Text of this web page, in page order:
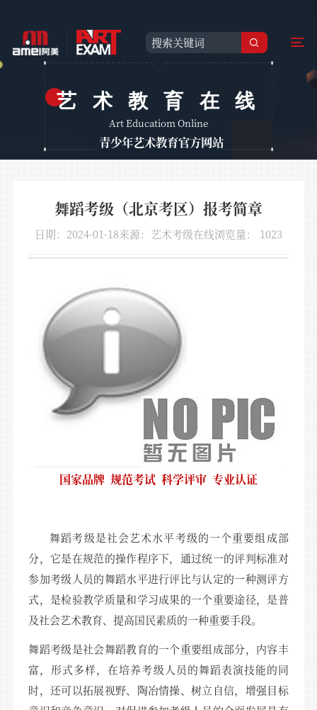
艺术教育在线
Art Educatiom Online
青少年艺术教育官方网站
舞蹈考级（北京考区）报考简章
日期：2024-01-18来源：艺术考级在线浏览量： 1023
国家品牌 规范考试 科学评审 专业认证
舞蹈考级是社会艺术水平考级的一个重要组成部
分，它是在规范的操作程序下，通过统一的评判标准对
参加考级人员的舞蹈水平进行评比与认定的一种测评方
式，是检验教学质量和学习成果的一个重要途径，是普
及社会艺术教育、提高国民素质的一种重要手段。
舞蹈考级是社会舞蹈教育的一个重要组成部分，内容丰
富，形式多样，在培养考级人员的舞蹈表演技能的同
时，还可以拓展视野、陶冶情操、树立自信，增强目标